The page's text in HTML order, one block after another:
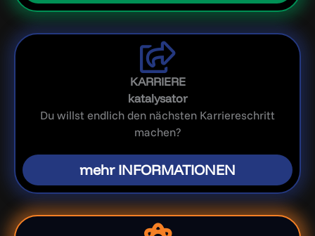
KARRIERE
katalysator
Du willst endlich den nächsten Karriereschritt
machen?
mehr INFORMATIONEN